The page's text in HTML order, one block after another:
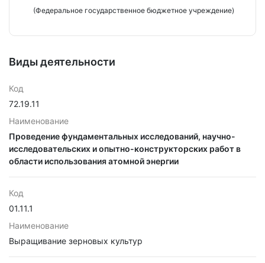
(Федеральное государственное бюджетное учреждение)
Виды деятельности
Код
72.19.11
Наименование
Проведение фундаментальных исследований, научно-
исследовательских и опытно-конструкторских работ в
области использования атомной энергии
Код
01.11.1
Наименование
Выращивание зерновых культур